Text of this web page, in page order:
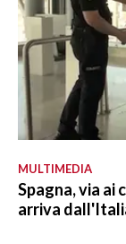
MULTIMEDIA
Spagna, via
arriva